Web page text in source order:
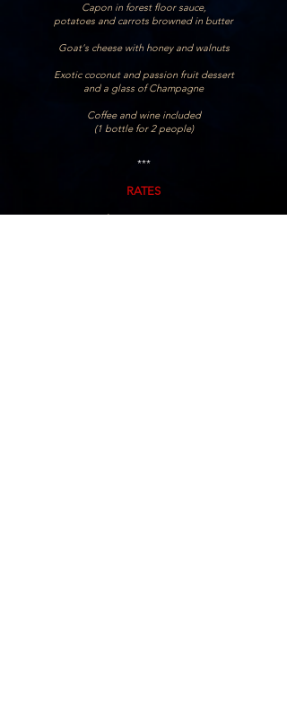
Capon in forest floor sauce,
potatoes and carrots browned in butter
Goat's cheese with honey and walnuts
Exotic coconut and passion fruit dessert
and a glass of Champagne
Coffee and wine included
(1 bottle for 2 people)
***
RATES
from €150 to €195